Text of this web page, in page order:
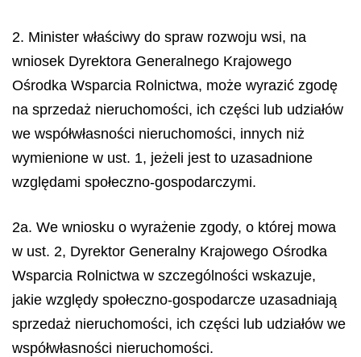
2. Minister właściwy do spraw rozwoju wsi, na
wniosek Dyrektora Generalnego Krajowego
Ośrodka Wsparcia Rolnictwa, może wyrazić zgodę
na sprzedaż nieruchomości, ich części lub udziałów
we współwłasności nieruchomości, innych niż
wymienione w ust. 1, jeżeli jest to uzasadnione
względami społeczno-gospodarczymi.
2a. We wniosku o wyrażenie zgody, o której mowa
w ust. 2, Dyrektor Generalny Krajowego Ośrodka
Wsparcia Rolnictwa w szczególności wskazuje,
jakie względy społeczno-gospodarcze uzasadniają
sprzedaż nieruchomości, ich części lub udziałów we
współwłasności nieruchomości.